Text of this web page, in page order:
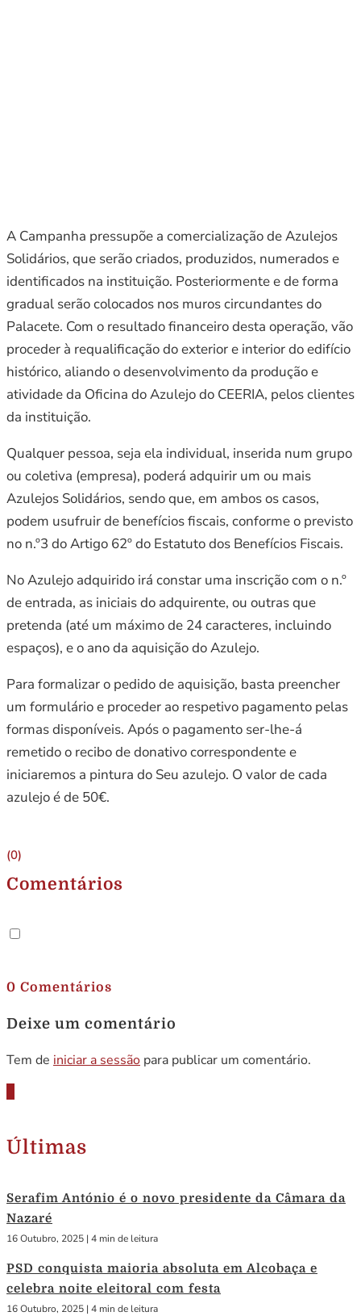
A Campanha pressupõe a comercialização de Azulejos
Solidários, que serão criados, produzidos, numerados e
identificados na instituição. Posteriormente e de forma
gradual serão colocados nos muros circundantes do
Palacete. Com o resultado financeiro desta operação, vão
proceder à requalificação do exterior e interior do edifício
histórico, aliando o desenvolvimento da produção e
atividade da Oficina do Azulejo do CEERIA, pelos clientes
da instituição.
Qualquer pessoa, seja ela individual, inserida num grupo
ou coletiva (empresa), poderá adquirir um ou mais
Azulejos Solidários, sendo que, em ambos os casos,
podem usufruir de benefícios fiscais, conforme o previsto
no n.º3 do Artigo 62º do Estatuto dos Benefícios Fiscais.
No Azulejo adquirido irá constar uma inscrição com o n.º
de entrada, as iniciais do adquirente, ou outras que
pretenda (até um máximo de 24 caracteres, incluindo
espaços), e o ano da aquisição do Azulejo.
Para formalizar o pedido de aquisição, basta preencher
um formulário e proceder ao respetivo pagamento pelas
formas disponíveis. Após o pagamento ser-lhe-á
remetido o recibo de donativo correspondente e
iniciaremos a pintura do Seu azulejo. O valor de cada
azulejo é de 50€.
(0)
Comentários
0 Comentários
Deixe um comentário
Tem de iniciar a sessão para publicar um comentário.
Últimas
Serafim António é o novo presidente da Câmara da
Nazaré
16 Outubro, 2025 | 4 min de leitura
PSD conquista maioria absoluta em Alcobaça e
celebra noite eleitoral com festa
16 Outubro, 2025 | 4 min de leitura